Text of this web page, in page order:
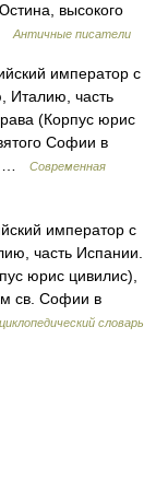
высокого
Античные писатели
император с
Италию, часть
(Корпус юрис
Софии в
…
Современная
император с
часть Испании.
юрис цивилис),
св. Софии в
словарь